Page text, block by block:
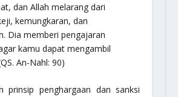
dan Allah melarang dari
kemungkaran, dan
Dia memberi pengajaran
kamu dapat mengambil
An-Nahl: 90)
prinsip penghargaan dan sanksi